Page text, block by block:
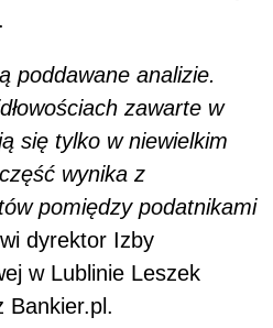
poddawane analizie.
zawarte w
się tylko w niewielkim
wynika z
pomiędzy podatnikami
dyrektor Izby
w Lublinie Leszek
Bankier.pl.